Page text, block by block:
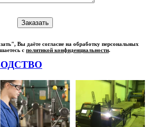
Вы даёте согласие на обработку персональных
с политикой конфиденциальности.